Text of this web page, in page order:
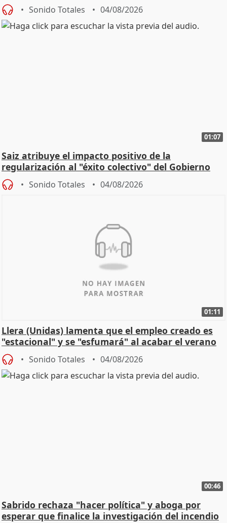
Sonido Totales 04/08/2026
01:07
Saiz atribuye el impacto positivo de la
regularización al "éxito colectivo" del Gobierno
Sonido Totales 04/08/2026
01:11
Llera (Unidas) lamenta que el empleo creado es
"estacional" y se "esfumará" al acabar el verano
Sonido Totales 04/08/2026
00:46
Sabrido rechaza "hacer política" y aboga por
esperar que finalice la investigación del incendio